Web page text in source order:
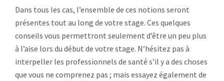
Dans tous les cas, l’ensemble de ces notions seront
présentes tout au long de votre stage. Ces quelques
conseils vous permettront seulement d’être un peu plus
à l’aise lors du début de votre stage. N’hésitez pas à
interpeller les professionnels de santé s’il y a des choses
que vous ne comprenez pas ; mais essayez également de